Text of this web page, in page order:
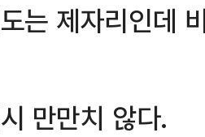
는 제자리인데
만만치 않다.